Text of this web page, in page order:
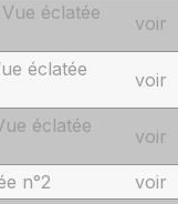
éclatée
voir
éclatée
voir
éclatée
voir
n°2
voir